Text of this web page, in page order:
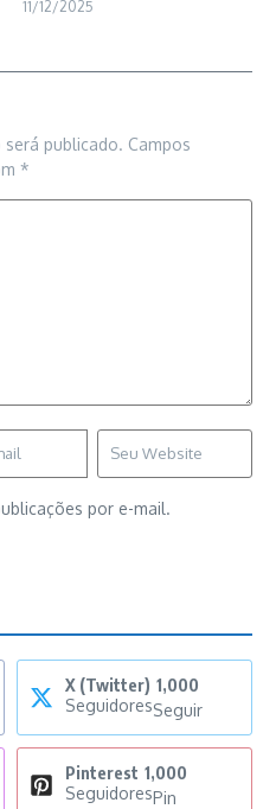
11/12/2025
publicado. Campos
*
por e-mail.
X (Twitter) 1,000
SeguidoresSeguir
Pinterest 1,000
SeguidoresPin